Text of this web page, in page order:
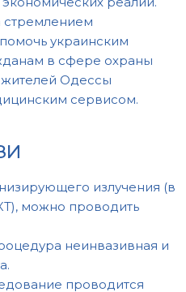
стремлением
украинским
в сфере охраны
Одессы
сервисом.
излучения (в
можно проводить
неинвазивная и
проводится